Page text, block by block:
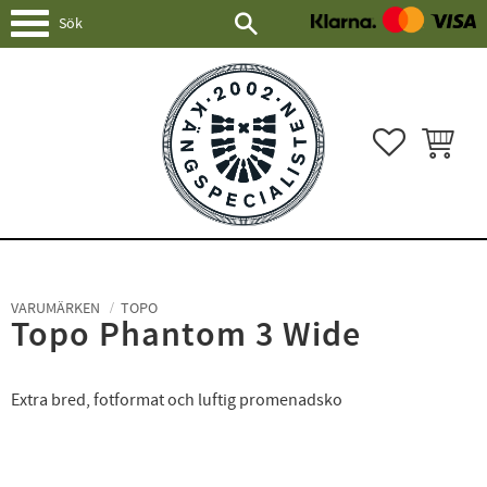
Meny
FAVORITER
VARUMÄRKEN TOPO
Topo Phantom 3 Wide
Extra bred, fotformat och luftig promenadsko